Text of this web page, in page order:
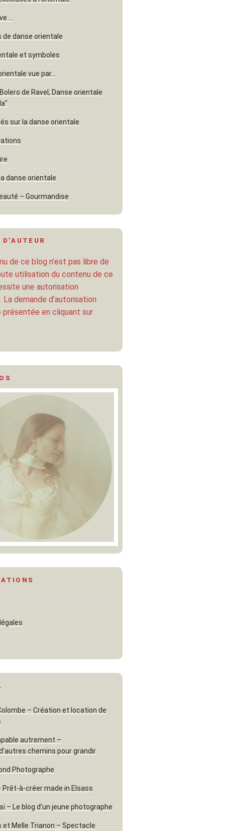
…
de danse orientale
et symboles
vue par…
de Ravel, Danse orientale
sur la danse orientale
danse orientale
– Gourmandise
de ce blog n’est pas libre de
utilisation du contenu de ce
une autorisation
La demande d’autorisation
en cliquant sur
– Création et location de
autrement –
chemins pour grandir
Photographe
Prêt-à-créer made in Elsass
– Le blog d’un jeune photographe
et Melle Trianon – Spectacle